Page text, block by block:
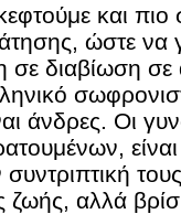
και πιο
ώστε να
διαβίωση σε
άνδρες. Οι
ζωής, αλλά